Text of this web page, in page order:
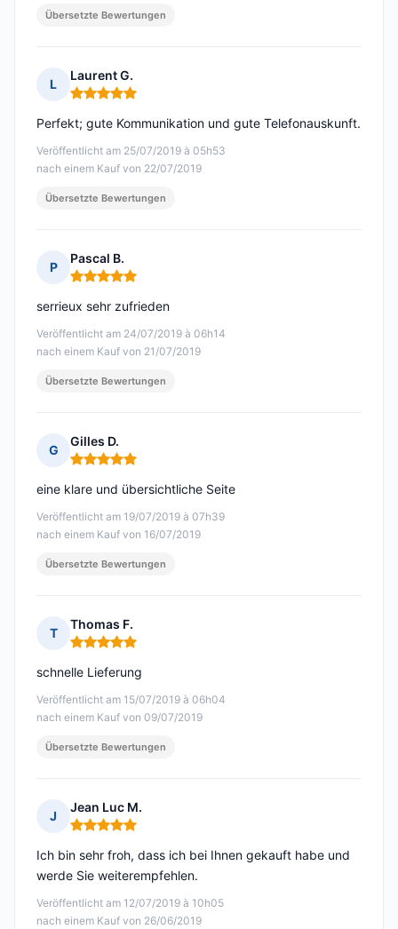
Übersetzte Bewertungen
L
Laurent G.
Hinweis: 5 von 5
Veröffentlicht am 25/07/2019 à 05h53
nach einem Kauf von 22/07/2019
Perfekt; gute Kommunikation und gute Telefonauskunft.
Übersetzte Bewertungen
P
Pascal B.
Hinweis: 5 von 5
Veröffentlicht am 24/07/2019 à 06h14
nach einem Kauf von 21/07/2019
serrieux sehr zufrieden
Übersetzte Bewertungen
G
Gilles D.
Hinweis: 5 von 5
Veröffentlicht am 19/07/2019 à 07h39
nach einem Kauf von 16/07/2019
eine klare und übersichtliche Seite
Übersetzte Bewertungen
T
Thomas F.
Hinweis: 5 von 5
Veröffentlicht am 15/07/2019 à 06h04
nach einem Kauf von 09/07/2019
schnelle Lieferung
Übersetzte Bewertungen
J
Jean Luc M.
Hinweis: 5 von 5
Veröffentlicht am 12/07/2019 à 10h05
nach einem Kauf von 26/06/2019
Ich bin sehr froh, dass ich bei Ihnen gekauft habe und
werde Sie weiterempfehlen.